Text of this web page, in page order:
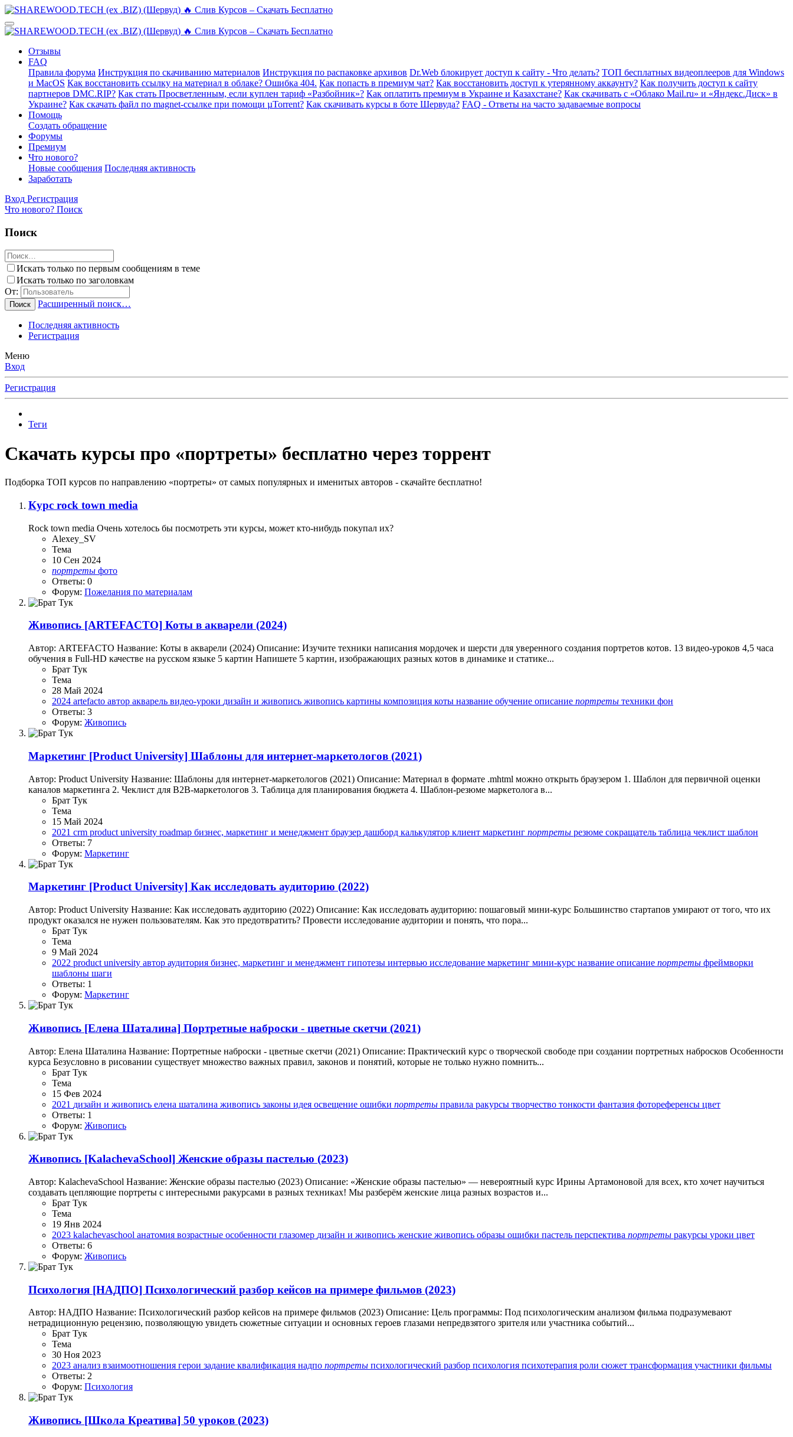
Отзывы
FAQ
Правила форума Инструкция по скачиванию материалов Инструкция по распаковке архивов Dr.Web блокирует доступ к сайту - Что делать? ТОП бесплатных видеоплееров для Windows
и MacOS Как восстановить ссылку на материал в облаке? Ошибка 404. Как попасть в премиум чат? Как восстановить доступ к утерянному аккаунту? Как получить доступ к сайту
партнеров DMC.RIP? Как стать Просветленным, если куплен тариф «Разбойник»? Как оплатить премиум в Украине и Казахстане? Как скачивать с «Облако Mail.ru» и «Яндекс.Диск» в
Украине? Как скачать файл по magnet-ссылке при помощи µTorrent? Как скачивать курсы в боте Шервуда? FAQ - Ответы на часто задаваемые вопросы
Помощь
Создать обращение
Форумы
Премиум
Что нового?
Новые сообщения Последняя активность
Заработать
Вход Регистрация
Что нового? Поиск
Поиск
Искать только по первым сообщениям в теме
Искать только по заголовкам
От:
Поиск Расширенный поиск…
Последняя активность
Регистрация
Меню
Вход
Регистрация
Теги
Скачать курсы про «портреты» бесплатно через торрент
Подборка ТОП курсов по направлению «портреты» от самых популярных и именитых авторов - скачайте бесплатно!
Курс rock town media
Rock town media Очень хотелось бы посмотреть эти курсы, может кто-нибудь покупал их?
Alexey_SV
Тема
10 Сен 2024
портреты фото
Ответы: 0
Форум: Пожелания по материалам
Живопись [ARTEFACTO] Коты в акварели (2024)
Автор: ARTEFACTO Название: Коты в акварели (2024) Описание: Изучите техники написания мордочек и шерсти для уверенного создания портретов котов. 13 видео-уроков 4,5 часа
обучения в Full-HD качестве на русском языке 5 картин Напишете 5 картин, изображающих разных котов в динамике и статике...
Брат Тук
Тема
28 Май 2024
2024 artefacto автор акварель видео-уроки дизайн и живопись живопись картины композиция коты название обучение описание портреты техники фон
Ответы: 3
Форум: Живопись
Маркетинг [Product University] Шаблоны для интернет-маркетологов (2021)
Автор: Product University Название: Шаблоны для интернет-маркетологов (2021) Описание: Материал в формате .mhtml можно открыть браузером 1. Шаблон для первичной оценки
каналов маркетинга 2. Чеклист для В2В-маркетологов 3. Таблица для планирования бюджета 4. Шаблон-резюме маркетолога в...
Брат Тук
Тема
15 Май 2024
2021 crm product university roadmap бизнес, маркетинг и менеджмент браузер дашборд калькулятор клиент маркетинг портреты резюме сокращатель таблица чеклист шаблон
Ответы: 7
Форум: Маркетинг
Маркетинг [Product University] Как исследовать аудиторию (2022)
Автор: Product University Название: Как исследовать аудиторию (2022) Описание: Как исследовать аудиторию: пошаговый мини-курс Большинство стартапов умирают от того, что их
продукт оказался не нужен пользователям. Как это предотвратить? Провести исследование аудитории и понять, что пора...
Брат Тук
Тема
9 Май 2024
2022 product university автор аудитория бизнес, маркетинг и менеджмент гипотезы интервью исследование маркетинг мини-курс название описание портреты фреймворки
шаблоны шаги
Ответы: 1
Форум: Маркетинг
Живопись [Елена Шаталина] Портретные наброски - цветные скетчи (2021)
Автор: Елена Шаталина Название: Портретные наброски - цветные скетчи (2021) Описание: Практический курс о творческой свободе при создании портретных набросков Особенности
курса Безусловно в рисовании существует множество важных правил, законов и понятий, которые не только нужно помнить...
Брат Тук
Тема
15 Фев 2024
2021 дизайн и живопись елена шаталина живопись законы идея освещение ошибки портреты правила ракурсы творчество тонкости фантазия фотореференсы цвет
Ответы: 1
Форум: Живопись
Живопись [KalachevaSchool] Женские образы пастелью (2023)
Автор: KalachevaSchool Название: Женские образы пастелью (2023) Описание: «Женские образы пастелью» — невероятный курс Ирины Артамоновой для всех, кто хочет научиться
создавать цепляющие портреты с интересными ракурсами в разных техниках! Мы разберём женские лица разных возрастов и...
Брат Тук
Тема
19 Янв 2024
2023 kalachevaschool анатомия возрастные особенности глазомер дизайн и живопись женские живопись образы ошибки пастель перспектива портреты ракурсы уроки цвет
Ответы: 6
Форум: Живопись
Психология [НАДПО] Психологический разбор кейсов на примере фильмов (2023)
Автор: НАДПО Название: Психологический разбор кейсов на примере фильмов (2023) Описание: Цель программы: Под психологическим анализом фильма подразумевают
нетрадиционную рецензию, позволяющую увидеть сюжетные ситуации и основных героев глазами непредвзятого зрителя или участника событий...
Брат Тук
Тема
30 Ноя 2023
2023 анализ взаимоотношения герои задание квалификация надпо портреты психологический разбор психология психотерапия роли сюжет трансформация участники фильмы
Ответы: 2
Форум: Психология
Живопись [Школа Креатива] 50 уроков (2023)